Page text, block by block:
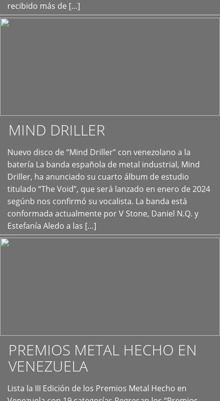
recibido más de […]
MIND DRILLER
Nuevo disco de “Mind Driller” con venezolano a la
batería La banda española de metal industrial, Mind
Driller, ha anunciado su cuarto álbum de estudio
titulado “The Void”, que será lanzado en enero de 2024
segúnb nos confirmó su vocalista. La banda está
conformada actualmente por V Stone, Daniel N.Q. y
Estefanía Aledo a las […]
+
PREMIOS METAL HECHO EN
VENEZUELA
Lista la III Edición de los Premios Metal Hecho en